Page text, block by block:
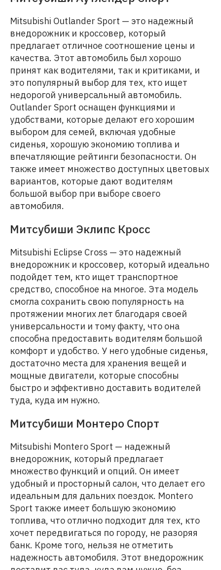
Mitsubishi Outlander Sport — это надежный
внедорожник и кроссовер, который
предлагает отличное соотношение цены и
качества. Этот автомобиль был хорошо
принят как водителями, так и критиками, и
это популярный выбор для тех, кто ищет
недорогой универсальный автомобиль.
Outlander Sport оснащен функциями и
удобствами, которые делают его хорошим
выбором для семей, включая удобные
сиденья, хорошую экономию топлива и
впечатляющие рейтинги безопасности. Он
также имеет множество доступных цветовых
вариантов, которые дают водителям
большой выбор при выборе своего
автомобиля.
Митсубиши Эклипс Кросс
Mitsubishi Eclipse Cross — это надежный
внедорожник и кроссовер, который идеально
подойдет тем, кто ищет транспортное
средство, способное на многое. Эта модель
смогла сохранить свою популярность на
протяжении многих лет благодаря своей
универсальности и тому факту, что она
способна предоставить водителям большой
комфорт и удобство. У него удобные сиденья,
достаточно места для хранения вещей и
мощные двигатели, которые способны
быстро и эффективно доставить водителей
туда, куда им нужно.
Митсубиши Монтеро Спорт
Mitsubishi Montero Sport — надежный
внедорожник, который предлагает
множество функций и опций. Он имеет
удобный и просторный салон, что делает его
идеальным для дальних поездок. Montero
Sport также имеет большую экономию
топлива, что отлично подходит для тех, кто
хочет передвигаться по городу, не разоряя
банк. Кроме того, нельзя не отметить
надежность автомобиля. Этот внедорожник